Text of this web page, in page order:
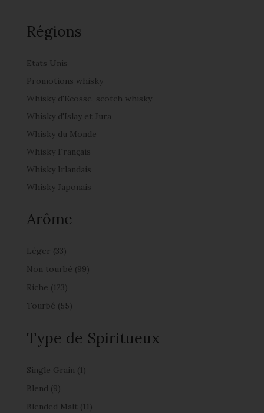
Régions
Etats Unis
Promotions whisky
Whisky d'Ecosse, scotch whisky
Whisky d'Islay et Jura
Whisky du Monde
Whisky Français
Whisky Irlandais
Whisky Japonais
Arôme
Léger (33)
Non tourbé (99)
Riche (123)
Tourbé (55)
Type de Spiritueux
Single Grain (1)
Blend (9)
Blended Malt (11)